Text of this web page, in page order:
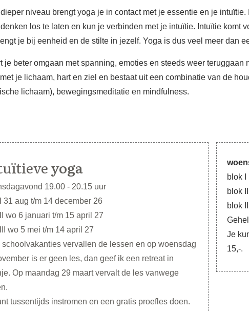
niveau brengt yoga je in contact met je essentie en je
los te laten en kun je verbinden met je intuïtie. Intuïtie komt
je bij eenheid en de stilte in jezelf. Yoga is dus veel meer dan
je beter omgaan met spanning, emoties en steeds weer
je lichaam, hart en ziel en bestaat uit een combinatie van de
lichaam), bewegingsmeditatie en mindfulness.
yoga
19.00 - 20.15 uur
31 aug t/m 14 december 26
wo 6 januari t/m 15 april 27
wo 5 mei t/m 14 april 27
schoolvakanties vervallen de lessen en op woensdag
is er geen les, dan geef ik een retreat in
Op maandag 29 maart vervalt de les vanwege
tussentijds instromen en een gratis proefles doen.
blok I
blok
blok
Je
15,-.